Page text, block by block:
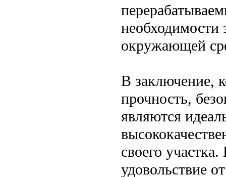
необходимости
окружающей
В заключение,
прочность,
являются
своего
удовольствие